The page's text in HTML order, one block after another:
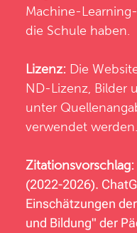
Machine-
die Schule haben.
Lizenz: Die
ND-Lizenz, Bilder
unter
verwendet werden.
Zitationsvorschlag:
(2022-2026).
Einschätzungen
und Bildung" der